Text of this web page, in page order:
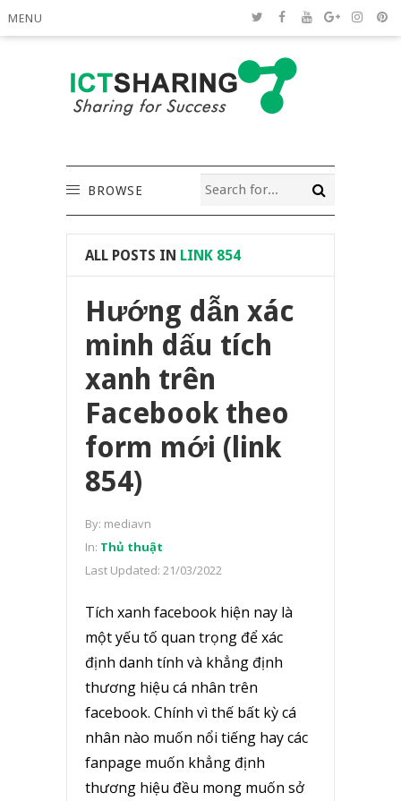
MENU
BROWSE
ALL POSTS IN LINK 854
Hướng dẫn xác
minh dấu tích
xanh trên
Facebook theo
form mới (link
854)
By: mediavn
In: Thủ thuật
Last Updated: 21/03/2022
Tích xanh facebook hiện nay là
một yếu tố quan trọng để xác
định danh tính và khẳng định
thương hiệu cá nhân trên
facebook. Chính vì thế bất kỳ cá
nhân nào muốn nổi tiếng hay các
fanpage muốn khẳng định
thương hiệu đều mong muốn sở